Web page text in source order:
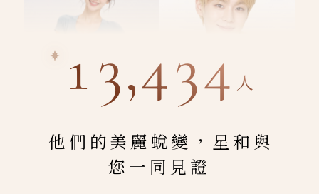
13,434 人
他們的美麗蛻變，星和與
您一同見證